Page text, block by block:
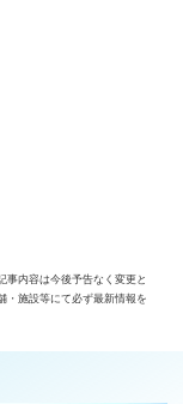
内容は今後予告なく変更と
・施設等にて必ず最新情報を